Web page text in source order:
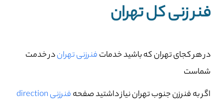
فنر زنی کل تهران
در هر کجای تهران که باشید خدماتفنرزنی تهراندر خدمت
شماست
اگر به فنرزن جنوب تهران نیاز داشتید صفحهفنرزنی direction